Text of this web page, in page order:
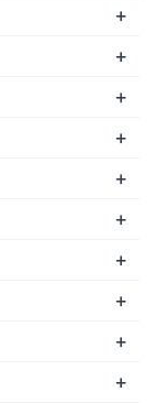
+
+
+
+
+
+
+
+
+
+